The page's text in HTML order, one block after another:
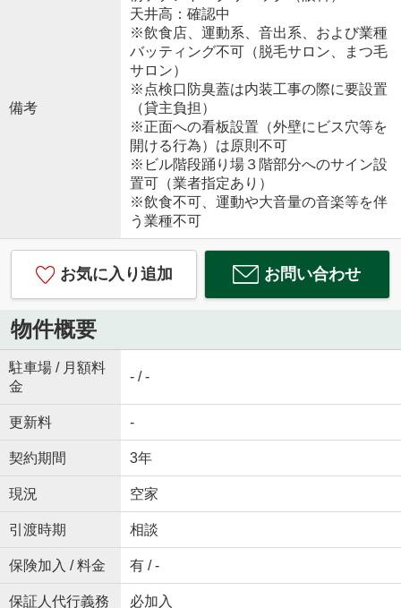
備考
天井高：確認中
※飲食店、運動系、音出系、および業種
バッティング不可（脱毛サロン、まつ毛
サロン）
※点検口防臭蓋は内装工事の際に要設置
（貸主負担）
※正面への看板設置（外壁にビス穴等を
開ける行為）は原則不可
※ビル階段踊り場３階部分へのサイン設
置可（業者指定あり）
※飲食不可、運動や大音量の音楽等を伴
う業種不可
お気に入り追加 お問い合わせ
物件概要
駐車場 / 月額料
金
- / -
更新料 -
契約期間 3年
現況 空家
引渡時期 相談
保険加入 / 料金 有 / -
保証人代行義務 必加入